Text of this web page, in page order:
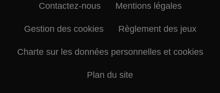
Contactez-nous Mentions légales
Gestion des cookies Règlement des jeux
Charte sur les données personnelles et cookies
Plan du site